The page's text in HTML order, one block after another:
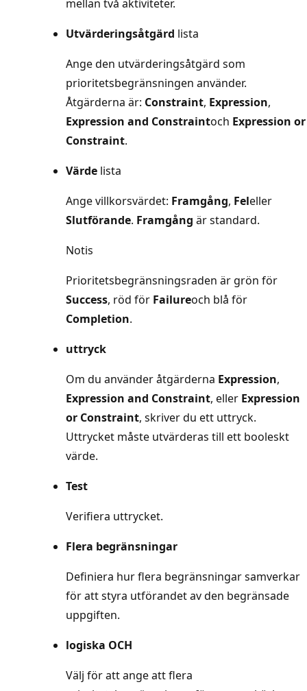
mellan två aktiviteter.
Utvärderingsåtgärd lista
Ange den utvärderingsåtgärd som
prioritetsbegränsningen använder.
Åtgärderna är: Constraint, Expression,
Expression and Constraintoch Expression or
Constraint.
Värde lista
Ange villkorsvärdet: Framgång, Feleller
Slutförande. Framgång är standard.
Notis
Prioritetsbegränsningsraden är grön för
Success, röd för Failureoch blå för
Completion.
uttryck
Om du använder åtgärderna Expression,
Expression and Constraint, eller Expression
or Constraint, skriver du ett uttryck.
Uttrycket måste utvärderas till ett booleskt
värde.
Test
Verifiera uttrycket.
Flera begränsningar
Definiera hur flera begränsningar samverkar
för att styra utförandet av den begränsade
uppgiften.
logiska OCH
Välj för att ange att flera